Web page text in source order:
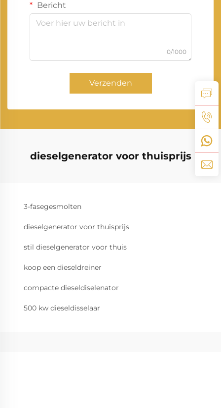
Bericht
0/1000
Verzenden
dieselgenerator voor thuisprijs
3-fasegesmolten
dieselgenerator voor thuisprijs
stil dieselgenerator voor thuis
koop een dieseldreiner
compacte dieseldiselenator
500 kw dieseldisselaar